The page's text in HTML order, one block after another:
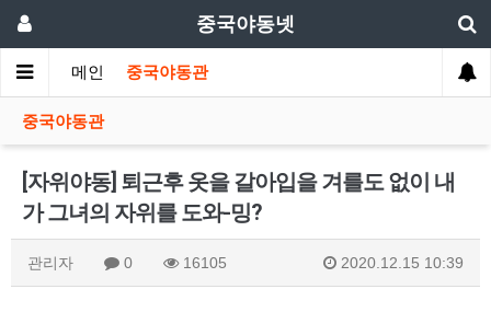
중국야동넷
메인 중국야동관
중국야동관
[자위야동] 퇴근후 옷을 갈아입을 겨를도 없이 내
가 그녀의 자위를 도와-밍?
관리자 0 16105 2020.12.15 10:39